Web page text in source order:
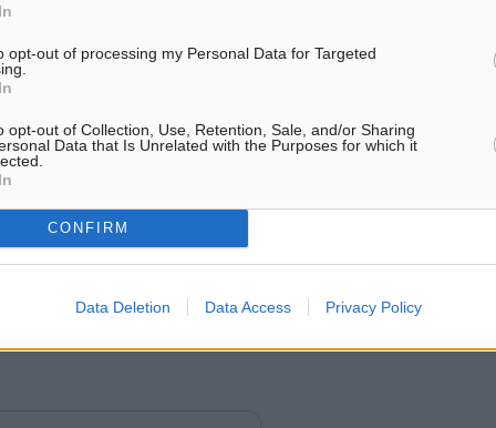
opt-out of processing my Personal Data for Targeted
opt-out of Collection, Use, Retention, Sale, and/or Sharing
Data that Is Unrelated with the Purposes for which it
CONFIRM
Data Deletion Data Access Privacy Policy
να ανακοινώσει την
Άρμπρι Νταϊλάνι.
με υγεία, δύναμη και
να ανακοινώσει την
υγεία, δύναμη και